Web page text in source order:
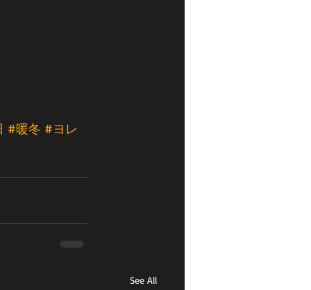
#暖冬 #ヨレ
See All